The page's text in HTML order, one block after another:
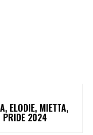
ELODIE, MIETTA,
PRIDE 2024